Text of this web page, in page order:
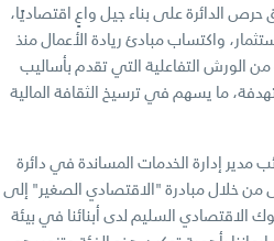
الدائرة على بناء جيل واعٍ اقتصاديًا،
واكتساب مبادئ ريادة الأعمال منذ
الورش التفاعلية التي تقدم بأساليب
ما يسهم في ترسيخ الثقافة المالية
مدير إدارة الخدمات المساندة في دائرة
من خلال مبادرة "الاقتصادي الصغير" إلى
السليم لدى أبنائنا في بيئة